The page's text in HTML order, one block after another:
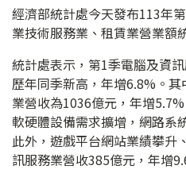
經濟部統計處今天發布113年
業技術服務業、租賃業營業額
統計處表示，第1季電腦及資
歷年同季新高，年增6.8%。
業營收為1036億元，年增
軟硬體設備需求擴增，網路系
此外，遊戲平台網站業績攀升
訊服務業營收385億元，年增